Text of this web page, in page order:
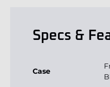
Specs &
Case